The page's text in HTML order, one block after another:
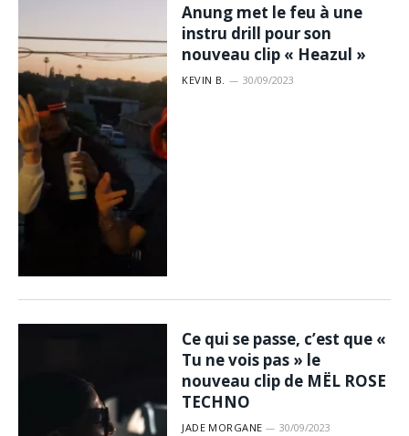
Anung met le feu à une
instru drill pour son
nouveau clip « Heazul »
KEVIN B. 30/09/2023
Ce qui se passe, c’est que «
Tu ne vois pas » le
nouveau clip de MËL ROSE
TECHNO
JADE MORGANE 30/09/2023